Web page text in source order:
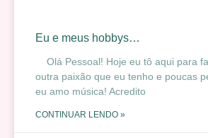
Eu e meus hobbys…
Olá Pessoal! Hoje eu tô aqui para
outra paixão que eu tenho e poucas
eu amo música! Acredito
CONTINUAR LENDO »